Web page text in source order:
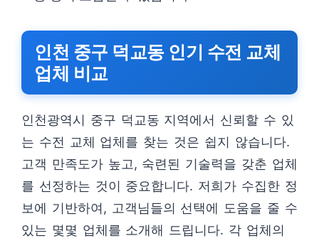
인천 중구 덕교동 인기 수전 교체
업체 비교
인천광역시 중구 덕교동 지역에서 신뢰할 수 있
는 수전 교체 업체를 찾는 것은 쉽지 않습니다.
고객 만족도가 높고, 숙련된 기술력을 갖춘 업체
를 선정하는 것이 중요합니다. 저희가 수집한 정
보에 기반하여, 고객님들의 선택에 도움을 줄 수
있는 몇몇 업체를 소개해 드립니다. 각 업체의